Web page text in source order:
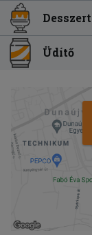
Desszert
Üdítő